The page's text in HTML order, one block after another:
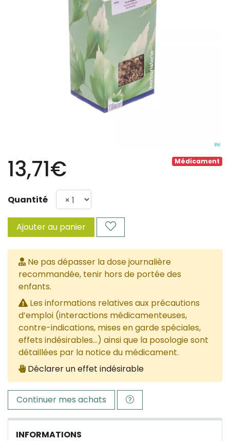
Médicament
13,71€
Quantité
Ajouter au panier
Ne pas dépasser la dose journalière
recommandée, tenir hors de portée des
enfants.
Les informations relatives aux précautions
d’emploi (interactions médicamenteuses,
contre-indications, mises en garde spéciales,
effets indésirables...) ainsi que la posologie sont
détaillées par la notice du médicament.
Déclarer un effet indésirable
Continuer mes achats
INFORMATIONS